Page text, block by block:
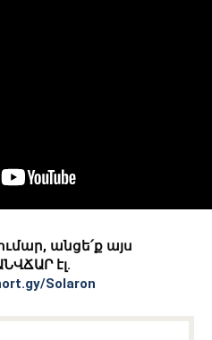
անցե՛ք այս
էլ.
Solaron